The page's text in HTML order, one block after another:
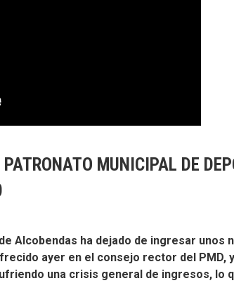
MUNICIPAL DE
Alcobendas ha dejado de ingresar
ayer en el consejo rector del
una crisis general de ingresos,